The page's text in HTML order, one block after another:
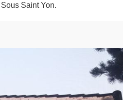
Saint Yon.